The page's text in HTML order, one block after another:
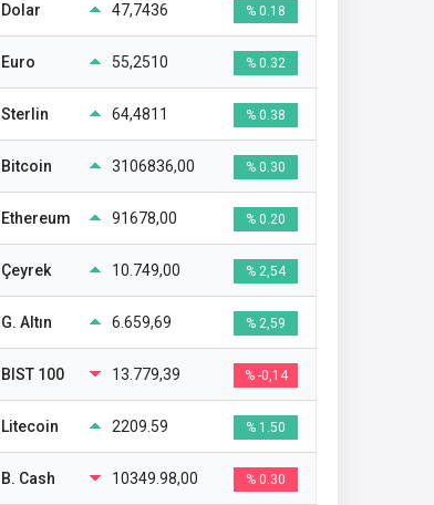
Dolar 47,7436 % 0.18
Euro 55,2510 % 0.32
Sterlin 64,4811 % 0.38
Bitcoin 3106836,00 % 0.30
Ethereum 91678,00 % 0.20
Çeyrek 10.749,00 % 2,54
G. Altın 6.659,69 % 2,59
BIST 100 13.779,39 % -0,14
Litecoin 2209.59 % 1.50
B. Cash 10349.98,00 % 0.30